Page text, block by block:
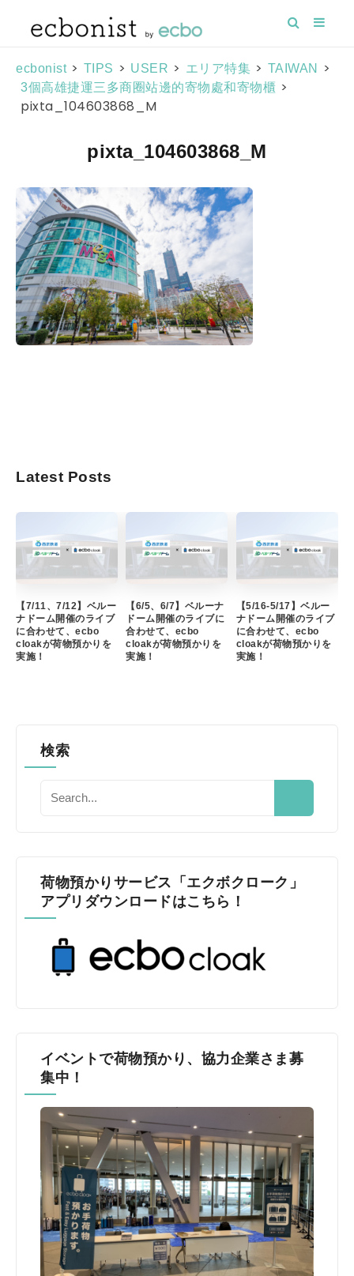
ecbonist > TIPS > USER > エリア特集 > TAIWAN >
3個高雄捷運三多商圈站邊的寄物處和寄物櫃 >
pixta_104603868_M
pixta_104603868_M
Latest Posts
【7/11、7/12】ベルー
ナドーム開催のライブ
に合わせて、ecbo
cloakが荷物預かりを
実施！
【6/5、6/7】ベルーナ
ドーム開催のライブに
合わせて、ecbo
cloakが荷物預かりを
実施！
【5/16-5/17】ベルー
ナドーム開催のライブ
に合わせて、ecbo
cloakが荷物預かりを
実施！
検索
荷物預かりサービス「エクボクローク」
アプリダウンロードはこちら！
イベントで荷物預かり、協力企業さま募
集中！